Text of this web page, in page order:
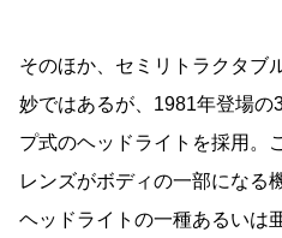
そのほか、セミリトラクタブ
妙ではあるが、1981年登場の
プ式のヘッドライトを採用。
レンズがボディの一部になる
ヘッドライトの一種あるいは